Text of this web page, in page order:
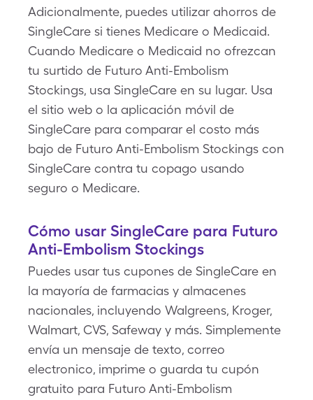
Adicionalmente, puedes utilizar ahorros de
SingleCare si tienes Medicare o Medicaid.
Cuando Medicare o Medicaid no ofrezcan
tu surtido de Futuro Anti-Embolism
Stockings, usa SingleCare en su lugar. Usa
el sitio web o la aplicación móvil de
SingleCare para comparar el costo más
bajo de Futuro Anti-Embolism Stockings con
SingleCare contra tu copago usando
seguro o Medicare.
Cómo usar SingleCare para Futuro
Anti-Embolism Stockings
Puedes usar tus cupones de SingleCare en
la mayoría de farmacias y almacenes
nacionales, incluyendo Walgreens, Kroger,
Walmart, CVS, Safeway y más. Simplemente
envía un mensaje de texto, correo
electronico, imprime o guarda tu cupón
gratuito para Futuro Anti-Embolism